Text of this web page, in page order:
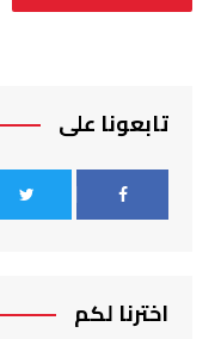
تابعونا على
اخترنا لكم